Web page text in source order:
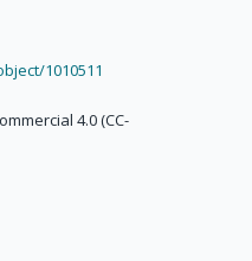
1010511
4.0 (CC-